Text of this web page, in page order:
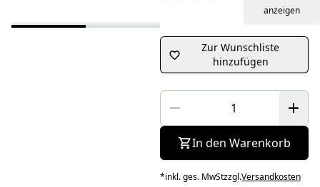
anzeigen
Zur Wunschliste
hinzufügen
In den Warenkorb
*inkl. ges. MwStzzgl.Versandkosten